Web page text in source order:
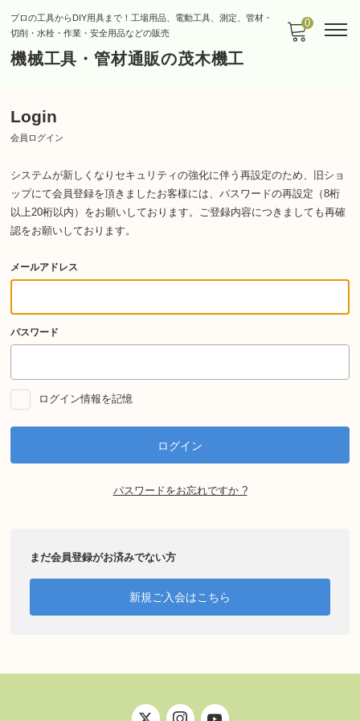
プロの工具からDIY用具まで！工場用品、電動工具、測定、管材・
切削・水栓・作業・安全用品などの販売
機械工具・管材通販の茂木機工
0
Login
会員ログイン
システムが新しくなりセキュリティの強化に伴う再設定のため、旧ショ
ップにて会員登録を頂きましたお客様には、パスワードの再設定（8桁
以上20桁以内）をお願いしております。 ご登録内容につきましても再確
認をお願いしております。
メールアドレス
パスワード
ログイン情報を記憶
パスワードをお忘れですか ?
まだ会員登録がお済みでない方
新規ご入会はこちら